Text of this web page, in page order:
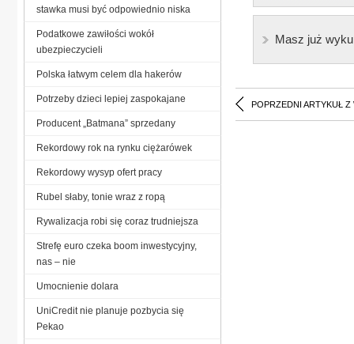
Masz już
POPRZEDNI ARTYKUŁ Z
stawka musi być odpowiednio niska
Podatkowe zawiłości wokół
ubezpieczycieli
Polska łatwym celem dla hakerów
Potrzeby dzieci lepiej zaspokajane
Producent „Batmana” sprzedany
Rekordowy rok na rynku ciężarówek
Rekordowy wysyp ofert pracy
Rubel słaby, tonie wraz z ropą
Rywalizacja robi się coraz trudniejsza
Strefę euro czeka boom inwestycyjny,
nas – nie
Umocnienie dolara
UniCredit nie planuje pozbycia się
Pekao